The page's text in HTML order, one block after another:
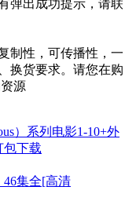
弹出成功提示，请联
制性，可传播性，一
换货要求。请您在购
源
）系列电影1-10+外
包下载
46集全[高清